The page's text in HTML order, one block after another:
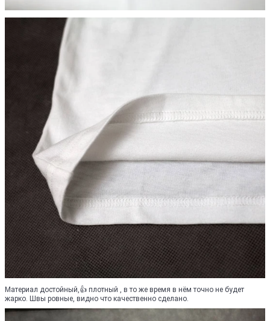
Материал достойный,👍 плотный , в то же время в нём точно не будет
жарко. Швы ровные, видно что качественно сделано.